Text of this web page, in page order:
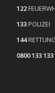
122
133POLIZEI
144RETTUNG
0800 133 133